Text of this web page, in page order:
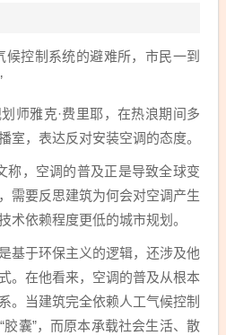
候控制系统的避难所，市民一到
师雅克·费里耶，在热浪期间多
室，表达反对安装空调的态度。
称，空调的普及正是导致全球变
需要反思建筑为何会对空调产生
术依赖程度更低的城市规划。
基于环保主义的逻辑，还涉及他
。在他看来，空调的普及从根本
。当建筑完全依赖人工气候控制
胶囊”，而原本承载社会生活、散